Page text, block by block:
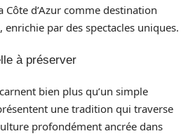
Côte d’Azur comme destination
par des spectacles uniques.
à préserver
bien plus qu’un simple
une tradition qui traverse
profondément ancrée dans